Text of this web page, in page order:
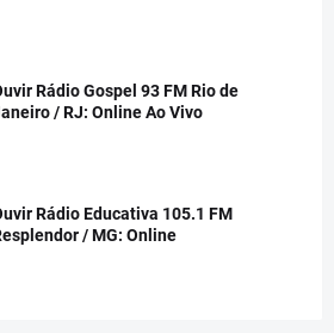
Rádio Gospel 93 FM Rio de
/ RJ: Online Ao Vivo
Rádio Educativa 105.1 FM
/ MG: Online